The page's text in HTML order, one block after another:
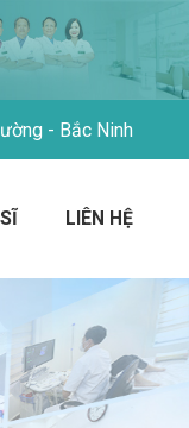
- Bắc Ninh
LIÊN HỆ